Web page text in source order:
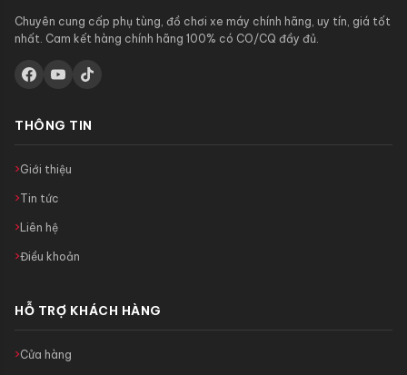
Chuyên cung cấp phụ tùng, đồ chơi xe máy chính hãng, uy tín, giá tốt
nhất. Cam kết hàng chính hãng 100% có CO/CQ đầy đủ.
THÔNG TIN
Giới thiệu
Tin tức
Liên hệ
Điều khoản
HỖ TRỢ KHÁCH HÀNG
Cửa hàng